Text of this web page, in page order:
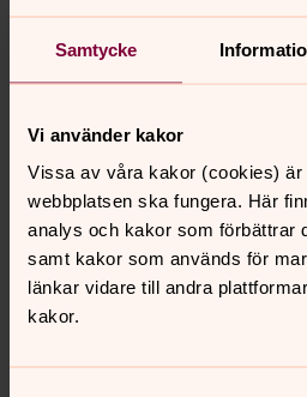
Samtycke
Vi använder kakor
Vissa av våra kakor (cookies) är
webbplatsen ska fungera. Här
analys och kakor som förbättrar
samt kakor som används för
länkar vidare till andra
kakor.
långfilm som har premiär under
hålla hög konstnärlig kvalitet